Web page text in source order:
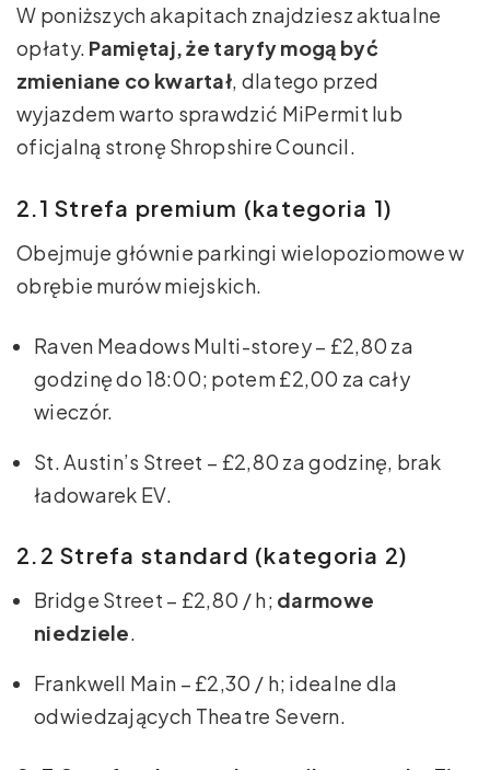
W poniższych akapitach znajdziesz aktualne
opłaty. Pamiętaj, że taryfy mogą być
zmieniane co kwartał, dlatego przed
wyjazdem warto sprawdzić MiPermit lub
oficjalną stronę Shropshire Council.
2.1 Strefa premium (kategoria 1)
Obejmuje głównie parkingi wielopoziomowe w
obrębie murów miejskich.
Raven Meadows Multi-storey – £2,80 za
godzinę do 18:00; potem £2,00 za cały
wieczór.
St. Austin’s Street – £2,80 za godzinę, brak
ładowarek EV.
2.2 Strefa standard (kategoria 2)
Bridge Street – £2,80 / h; darmowe
niedziele.
Frankwell Main – £2,30 / h; idealne dla
odwiedzających Theatre Severn.